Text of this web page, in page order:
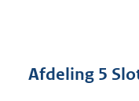
Afdeling 5